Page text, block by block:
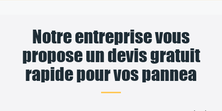
Notre entreprise vous
propose un devis gratuit
rapide pour vos pannea